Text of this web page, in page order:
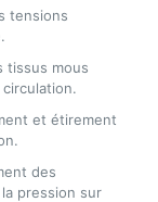
tensions
tissus mous
et étirement
des
pression sur